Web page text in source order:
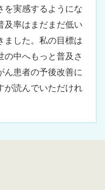
を実感するようにな
及率はまだまだ低い
ました。私の目標は
の中へもっと普及さ
ん患者の予後改善に
が読んでいただけれ